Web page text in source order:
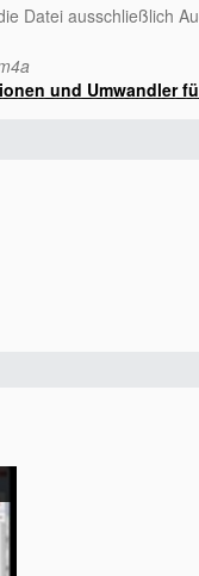
Datei ausschließlich
und Umwandler